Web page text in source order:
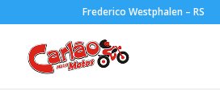
Frederico Westphalen – RS